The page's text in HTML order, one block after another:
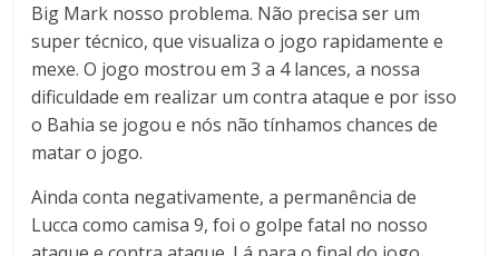
Big Mark nosso problema. Não precisa ser um
super técnico, que visualiza o jogo rapidamente e
mexe. O jogo mostrou em 3 a 4 lances, a nossa
dificuldade em realizar um contra ataque e por isso
o Bahia se jogou e nós não tínhamos chances de
matar o jogo.
Ainda conta negativamente, a permanência de
Lucca como camisa 9, foi o golpe fatal no nosso